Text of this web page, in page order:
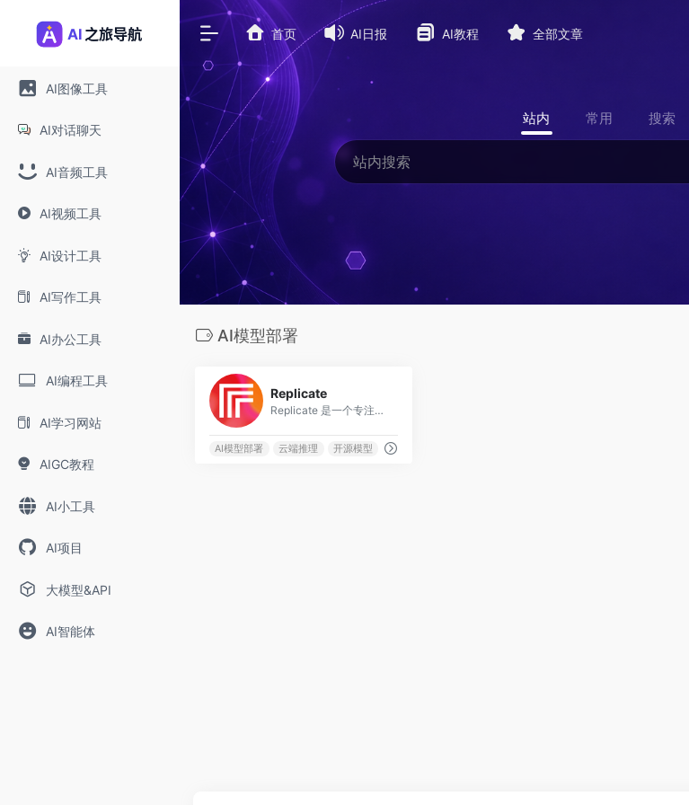
AI图像工具
AI对话聊天
AI音频工具
AI视频工具
AI设计工具
AI写作工具
AI办公工具
AI编程工具
AI学习网站
AIGC教程
AI小工具
AI项目
大模型&API
AI智能体
首页 AI日报 AI教程 全部文章
站内 常用 搜索
AI模型部署
Replicate
Replicate 是一个专注于开源 AI 模型的云端部署和 API 调用平台，用户可以通过简单的 API 调用或 Web 界面直接运行数千个开源 AI 模型，
AI模型部署 云端推理 开源模型